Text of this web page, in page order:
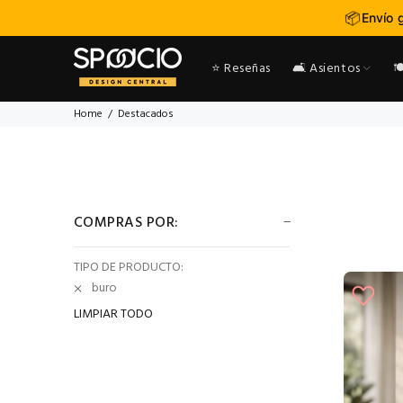
📦Envío
⭐ Reseñas 🛋️ Asientos
Home Destacados
COMPRAS POR:
TIPO DE PRODUCTO:
buro
LIMPIAR TODO